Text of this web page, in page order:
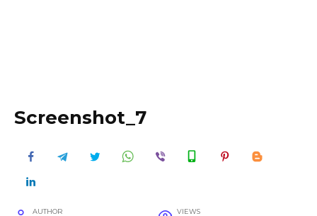
Screenshot_7
AUTHOR VIEWS